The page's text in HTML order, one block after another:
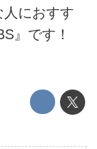
におすす
』です！